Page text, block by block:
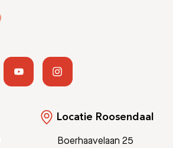
Locatie Roosendaal
Boerhaavelaan 25